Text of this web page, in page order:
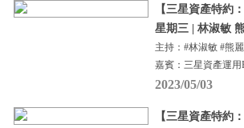
【三星資產特約
星期三 | 林淑敏
主持：#林淑敏 #熊
嘉賓：三星資產運用
2023/05/03
【三星資產特約